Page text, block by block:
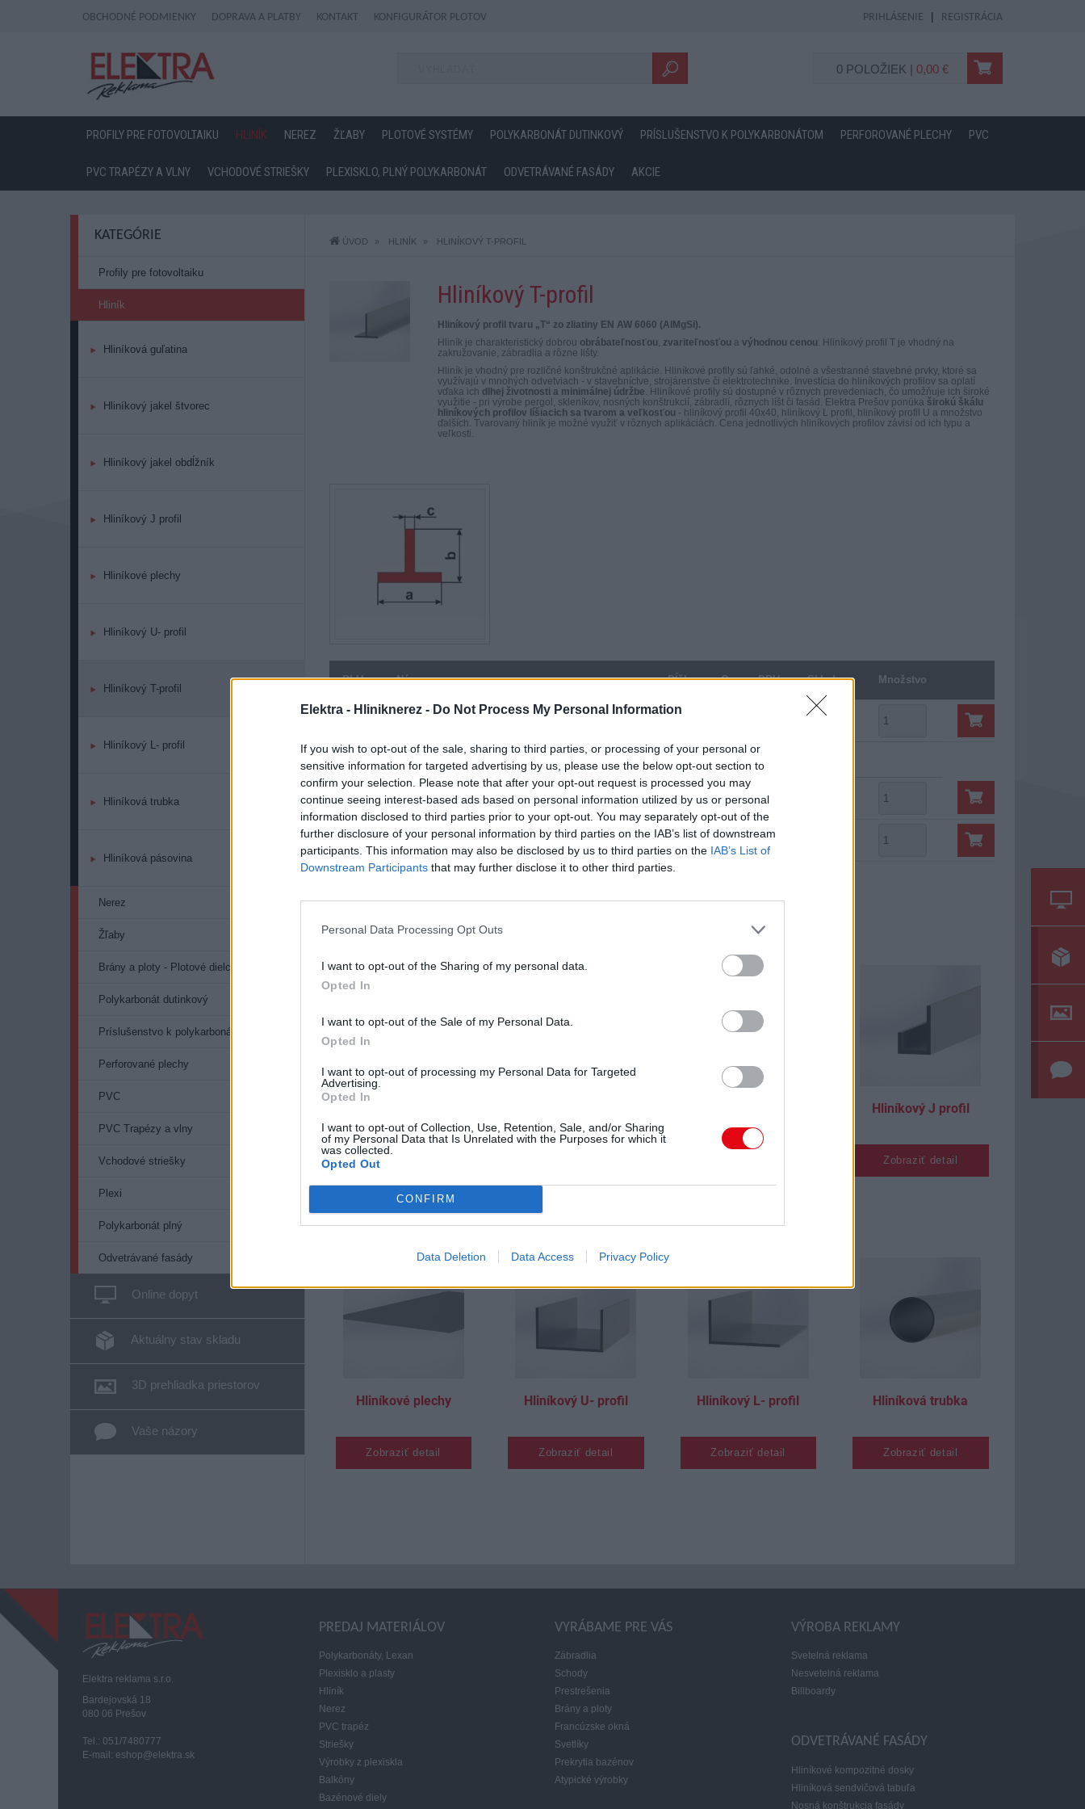
Elektra - Hliniknerez - Do Not Process My Personal Information
If you wish to opt-out of the sale, sharing to third parties, or processing of your personal or
sensitive information for targeted advertising by us, please use the below opt-out section to
confirm your selection. Please note that after your opt-out request is processed you may
continue seeing interest-based ads based on personal information utilized by us or personal
information disclosed to third parties prior to your opt-out. You may separately opt-out of the
further disclosure of your personal information by third parties on the IAB’s list of downstream
participants. This information may also be disclosed by us to third parties on the IAB’s List of
Downstream Participants that may further disclose it to other third parties.
Personal Data Processing Opt Outs
I want to opt-out of the Sharing of my personal data.
Opted In
I want to opt-out of the Sale of my Personal Data.
Opted In
I want to opt-out of processing my Personal Data for Targeted
Advertising.
Opted In
I want to opt-out of Collection, Use, Retention, Sale, and/or Sharing
of my Personal Data that Is Unrelated with the Purposes for which it
was collected.
Opted Out
CONFIRM
Data Deletion Data Access Privacy Policy
OBCHODNÉ PODMIENKY DOPRAVA A PLATBY KONTAKT KONFIGURÁTOR PLOTOV PRIHLÁSENIE | REGISTRÁCIA
0 POLOŽIEK | 0,00 €
PROFILY PRE FOTOVOLTAIKU HLINÍK NEREZ ŽĽABY PLOTOVÉ SYSTÉMY POLYKARBONÁT DUTINKOVÝ PRÍSLUŠENSTVO K POLYKARBONÁTOM PERFOROVANÉ PLECHY PVC
PVC TRAPÉZY A VLNY VCHODOVÉ STRIEŠKY PLEXISKLO, PLNÝ POLYKARBONÁT ODVETRÁVANÉ FASÁDY AKCIE
KATEGÓRIE
Profily pre fotovoltaiku
Hliník
Hliníková guľatina
Hliníkový jakel štvorec
Hliníkový jakel obdĺžník
Hliníkový J profil
Hliníkové plechy
Hliníkový U- profil
Hliníkový T-profil
Hliníkový L- profil
Hliníková trubka
Hliníková pásovina
Nerez
Žľaby
Brány a ploty - Plotové dielce a systémy
Polykarbonát dutinkový
Príslušenstvo k polykarbonátom
Perforované plechy
PVC
PVC Trapézy a vlny
Vchodové striešky
Plexi
Polykarbonát plný
Odvetrávané fasády
Online dopyt
Aktuálny stav skladu
3D prehliadka priestorov
Vaše názory
ÚVOD HLINÍK HLINÍKOVÝ T-PROFIL
Hliníkový T-profil
Hliníkový profil tvaru „T“ zo zliatiny EN AW 6060 (AlMgSi).
Hliník je charakteristický dobrou obrábateľnosťou, zvariteľnosťou a výhodnou cenou. Hliníkový profil T je vhodný na
zakružovanie, zábradlia a rôzne lišty.
Hliník je vhodný pre rozličné konštrukčné aplikácie. Hliníkové profily sú ľahké, odolné a všestranné stavebné prvky, ktoré sa
využívajú v mnohých odvetviach - v stavebníctve, strojárenstve či elektrotechnike. Investícia do hliníkových profilov sa oplatí
vďaka ich dlhej životnosti a minimálnej údržbe. Hliníkové profily sú dostupné v rôznych prevedeniach, čo umožňuje ich široké
využitie - pri výrobe pergol, skleníkov, nosných konštrukcií, zábradlí, rôznych líšt či fasád. Elektra Prešov ponúka širokú škálu
hliníkových profilov líšiacich sa tvarom a veľkosťou - hliníkový profil 40x40, hliníkový L profil, hliníkový profil U a množstvo
ďalších. Tvarovaný hliník je možné využiť v rôznych aplikáciách. Cena jednotlivých hliníkových profilov závisí od ich typu a
veľkosti.
PLU Názov Dĺžka Cena s DPH Skladom Množstvo
Pri objednávke nasledujúceho tovaru do stredy, tovar zasielame do 10 – tich pracovných dní
90858 Al Tečko 50 x 50 x 4 - tovar z externého skladu 6 m 65,46 €
90860 Al Tečko 100 x 50 x 2 - tovar z externého skladu 6 m 49,92 €
Zobraziť detail
Hliníkový J profil
Zobraziť detail
Hliníkové plechy
Zobraziť detail
Hliníkový U- profil
Zobraziť detail
Hliníkový L- profil
Zobraziť detail
Hliníková trubka
Zobraziť detail
Elektra reklama s.r.o.
Bardejovská 18
080 06 Prešov
Tel.: 051/7480777
E-mail: eshop@elektra.sk
PREDAJ MATERIÁLOV
Polykarbonáty, Lexan
Plexisklo a plasty
Hliník
Nerez
PVC trapéz
Striešky
Výrobky z plexiskla
Balkóny
Bazénové diely
VYRÁBAME PRE VÁS
Zábradlia
Schody
Prestrešenia
Brány a ploty
Francúzske okná
Svetlíky
Prekrytia bazénov
Atypické výrobky
VÝROBA REKLAMY
Svetelná reklama
Nesvetelná reklama
Billboardy
ODVETRÁVANÉ FASÁDY
Hliníkové kompozitné dosky
Hliníková sendvičová tabuľa
Nosná konštrukcia fasády